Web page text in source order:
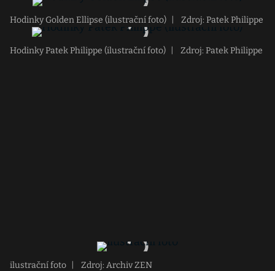
Hodinky Golden Ellipse (ilustrační foto) Zdroj: Patek Philippe
Hodinky Patek Philippe (ilustrační foto) Zdroj: Patek Philippe
ilustrační foto Zdroj: Archiv ZEN